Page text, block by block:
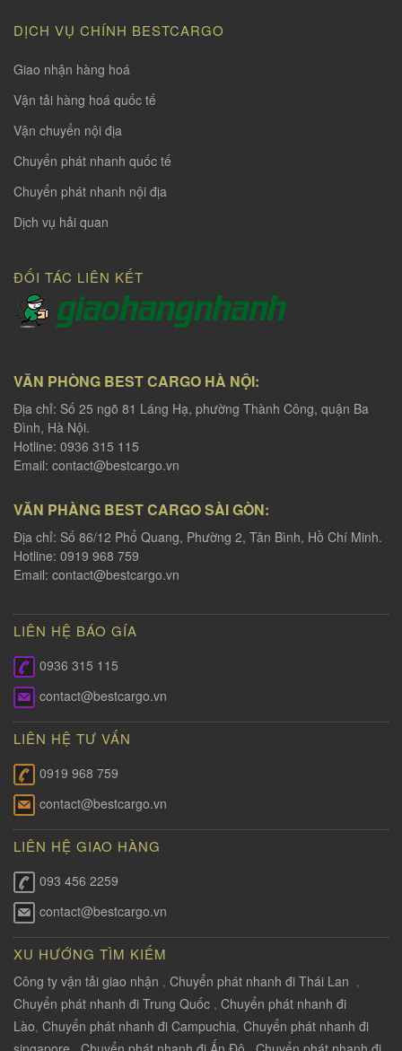
DỊCH VỤ CHÍNH BESTCARGO
Giao nhận hàng hoá
Vận tải hàng hoá quốc tế
Vận chuyển nội địa
Chuyển phát nhanh quốc tế
Chuyển phát nhanh nội địa
Dịch vụ hải quan
ĐỐI TÁC LIÊN KẾT
VĂN PHÒNG BEST CARGO HÀ NỘI:
Địa chỉ: Số 25 ngõ 81 Láng Hạ, phường Thành Công, quận Ba
Đình, Hà Nội.
Hotline: 0936 315 115
Email: contact@bestcargo.vn
VĂN PHÀNG BEST CARGO SÀI GÒN:
Địa chỉ: Số 86/12 Phổ Quang, Phường 2, Tân Bình, Hồ Chí Minh.
Hotline: 0919 968 759
Email: contact@bestcargo.vn
LIÊN HỆ BÁO GÍA
0936 315 115
contact@bestcargo.vn
LIÊN HỆ TƯ VẤN
0919 968 759
contact@bestcargo.vn
LIÊN HỆ GIAO HÀNG
093 456 2259
contact@bestcargo.vn
XU HƯỚNG TÌM KIẾM
Công ty vận tải giao nhận , Chuyển phát nhanh đi Thái Lan ,
Chuyển phát nhanh đi Trung Quốc , Chuyển phát nhanh đi
Lào, Chuyển phát nhanh đi Campuchia, Chuyển phát nhanh đi